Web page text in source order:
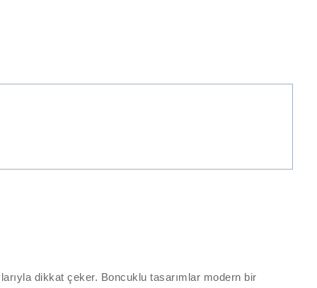
dikkat çeker. Boncuklu tasarımlar modern bir